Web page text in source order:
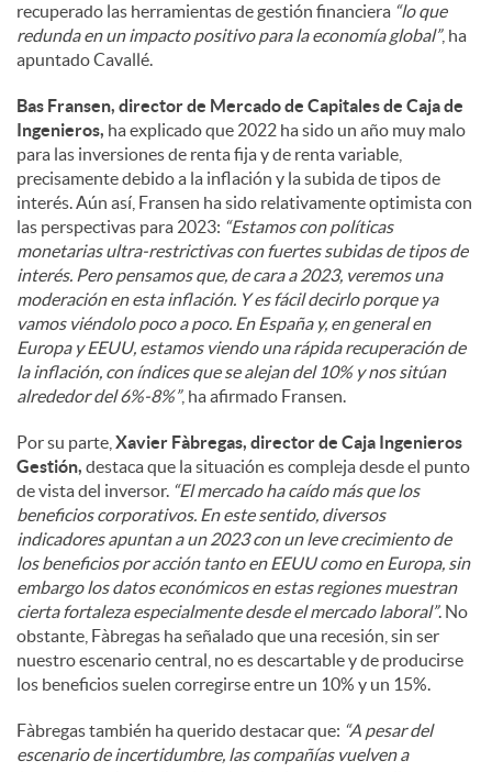
recuperado las herramientas de gestión financiera “lo que
redunda en un impacto positivo para la economía global”, ha
apuntado Cavallé.
Bas Fransen, director de Mercado de Capitales de Caja de
Ingenieros, ha explicado que 2022 ha sido un año muy malo
para las inversiones de renta fija y de renta variable,
precisamente debido a la inflación y la subida de tipos de
interés. Aún así, Fransen ha sido relativamente optimista con
las perspectivas para 2023: “Estamos con políticas
monetarias ultra-restrictivas con fuertes subidas de tipos de
interés. Pero pensamos que, de cara a 2023, veremos una
moderación en esta inflación. Y es fácil decirlo porque ya
vamos viéndolo poco a poco. En España y, en general en
Europa y EEUU, estamos viendo una rápida recuperación de
la inflación, con índices que se alejan del 10% y nos sitúan
alrededor del 6%-8%”, ha afirmado Fransen.
Por su parte, Xavier Fàbregas, director de Caja Ingenieros
Gestión, destaca que la situación es compleja desde el punto
de vista del inversor. “El mercado ha caído más que los
beneficios corporativos. En este sentido, diversos
indicadores apuntan a un 2023 con un leve crecimiento de
los beneficios por acción tanto en EEUU como en Europa, sin
embargo los datos económicos en estas regiones muestran
cierta fortaleza especialmente desde el mercado laboral”. No
obstante, Fàbregas ha señalado que una recesión, sin ser
nuestro escenario central, no es descartable y de producirse
los beneficios suelen corregirse entre un 10% y un 15%.
Fàbregas también ha querido destacar que: “A pesar del
escenario de incertidumbre, las compañías vuelven a